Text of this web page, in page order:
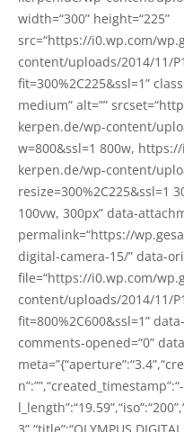
width=“300” height=“225”
src=“https://i0.wp.com/
content/uploads/2014/11/
fit=300%2C225&ssl=1”
medi­um” alt=””
kerpen.de/wp-content/
w=800&ssl=1 800w,
kerpen.de/wp-content/
resize=300%2C225&ssl=1
100vw, 300px” data-
permalink=“https://
digital-camera-15/” data-
file=“https://i0.wp.com/
content/uploads/2014/11/
fit=800%2C600&ssl=1”
comments-opened=“0”